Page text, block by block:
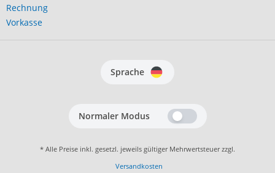
Rechnung
Vorkasse
Sprache
Normaler Modus
* Alle Preise inkl. gesetzl. jeweils gültiger Mehrwertsteuer zzgl.
Versandkosten